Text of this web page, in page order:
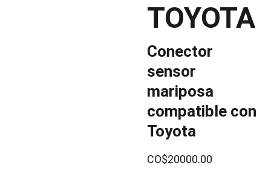
TOYOTA
Conector
sensor
mariposa
compatible con
Toyota
CO$20000.00